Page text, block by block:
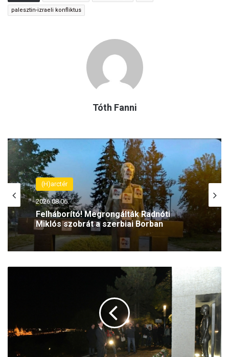
palesztin-izraeli konfliktus
Tóth Fanni
(H)arctér
2026.08.06.
Felháborító! Megrongálták Radnóti
Miklós szobrát a szerbiai Borban
-